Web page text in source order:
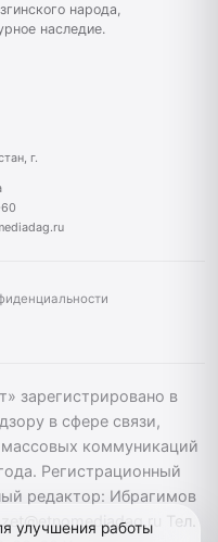
народа,
наследие.
г.
зарегистрировано в
в сфере связи,
коммуникаций
Регистрационный
редактор: Ибрагимов
Тел.
улучшения работы